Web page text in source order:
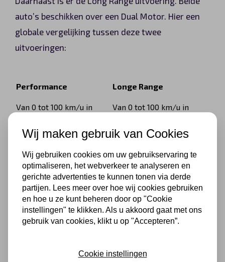
auto’s beschikken over een Dual Motor. Hier een
globale vergelijking tussen deze twee
uitvoeringen:
Performance Longe Range
Van 0 tot 100 km/u in Van 0 tot 100 km/u in
Topsnelheid: 250 km/u Topsnelheid 233 km/u
Wielen: 20” performance-
velgen
Wielen: 18” Aero velgen óf
19” sportvelgen
Inbegrepen:
Verlaagde rijhoogte
Wij maken gebruik van Cookies
Wij gebruiken cookies om uw gebruikservaring te
optimaliseren, het webverkeer te analyseren en
gerichte advertenties te kunnen tonen via derde
partijen. Lees meer over hoe wij cookies gebruiken
en hoe u ze kunt beheren door op "Cookie
instellingen" te klikken. Als u akkoord gaat met ons
gebruik van cookies, klikt u op "Accepteren”.
Cookie instellingen